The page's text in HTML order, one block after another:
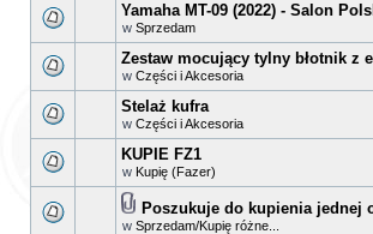
Yamaha MT-09 (2022) - Salon
w Sprzedam
Zestaw mocujący tylny błotnik z
w Części i Akcesoria
Stelaż kufra
w Części i Akcesoria
KUPIE FZ1
w Kupię (Fazer)
Poszukuje do kupienia jednej
w Sprzedam/Kupię różne...